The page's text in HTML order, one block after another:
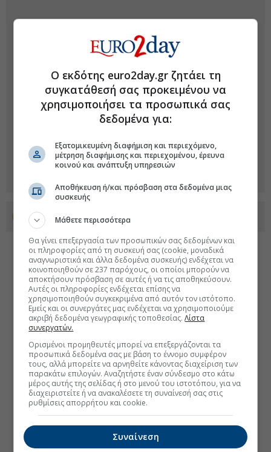
Προσθέστε το euro2day.gr στο Discover
Ο εκδότης euro2day.gr ζητάει τη
συγκατάθεσή σας προκειμένου να
χρησιμοποιήσει τα προσωπικά σας
δεδομένα για:
Εξατομικευμένη διαφήμιση και περιεχόμενο,
μέτρηση διαφήμισης και περιεχομένου, έρευνα
κοινού και ανάπτυξη υπηρεσιών
Αποθήκευση ή/και πρόσβαση στα δεδομένα μιας
συσκευής
Μάθετε περισσότερα
Θα γίνει επεξεργασία των προσωπικών σας δεδομένων και
οι πληροφορίες από τη συσκευή σας (cookie, μοναδικά
αναγνωριστικά και άλλα δεδομένα συσκευής) ενδέχεται να
κοινοποιηθούν σε 237 παρόχους, οι οποίοι μπορούν να
αποκτήσουν πρόσβαση σε αυτές ή να τις αποθηκεύσουν.
Αυτές οι πληροφορίες ενδέχεται επίσης να
χρησιμοποιηθούν συγκεκριμένα από αυτόν τον ιστότοπο.
Εμείς και οι συνεργάτες μας ενδέχεται να χρησιμοποιούμε
ακριβή δεδομένα γεωγραφικής τοποθεσίας.Λίστα
συνεργατών.
Ορισμένοι προμηθευτές μπορεί να επεξεργάζονται τα
προσωπικά δεδομένα σας με βάση το έννομο συμφέρον
τους, αλλά μπορείτε να αρνηθείτε κάνοντας διαχείριση των
παρακάτω επιλογών. Αναζητήστε έναν σύνδεσμο στο κάτω
μέρος αυτής της σελίδας ή στο μενού του ιστοτόπου, για να
διαχειριστείτε ή να ανακαλέσετε τη συναίνεσή σας στις
ρυθμίσεις απορρήτου και cookie.
Συναίνεση